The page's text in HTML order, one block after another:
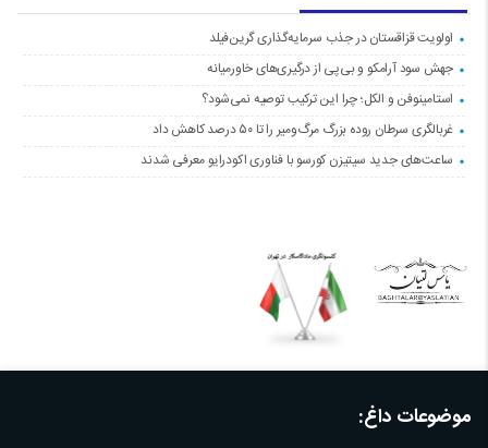
اولویت قزاقستان در جذب سرمایه‌گذاری گرین‌فیلد
جهش سود آرامکو و بی‌پی از درگیری‌های خاورمیانه
استامینوفن و الکل؛ چرا این ترکیب توصیه نمی‌شود؟
غربالگری سرطان روده بزرگ مرگ‌ومیر را تا ۵۰ درصد کاهش داد
ساعت‌های جدید سیتیزن کورسو با فناوری اکودرایو معرفی شدند
موضوعات داغ: